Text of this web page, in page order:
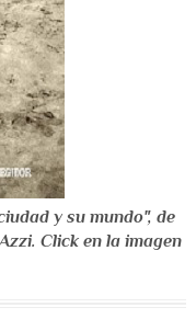
y su mundo", de
Click en la imagen